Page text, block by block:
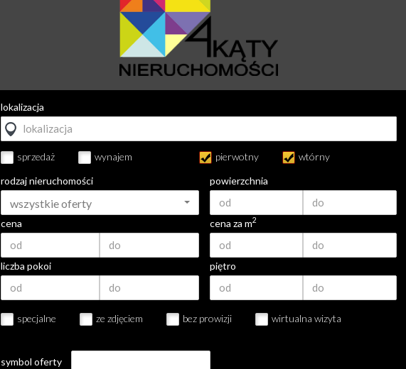
lokalizacja
sprzedaż wynajem pierwotny
wtórny
rodzaj nieruchomości
wszystkie oferty
powierzchnia
cena cena za m2
liczba pokoi piętro
specjalne ze zdjęciem bez prowizji wirtualna wizyta
symbol oferty